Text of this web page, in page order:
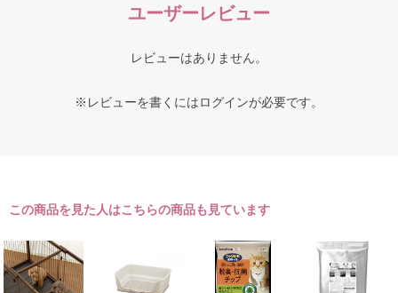
ユーザーレビュー
レビューはありません。
※レビューを書くにはログインが必要です。
この商品を見た人はこちらの商品も見ています